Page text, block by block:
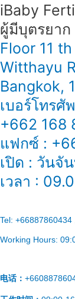
iBaby
ผู้มีบุตรยา
Floor 11
Witthayu
Bangkok,
เบอร์โทร
+662 168
แฟกซ์ :
เปิด : วันจั
เวลา :
Tel: +66887860434
Working Hours:
电话：